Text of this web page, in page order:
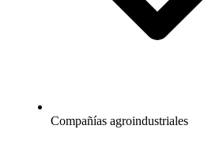
Compañías agroindustriales